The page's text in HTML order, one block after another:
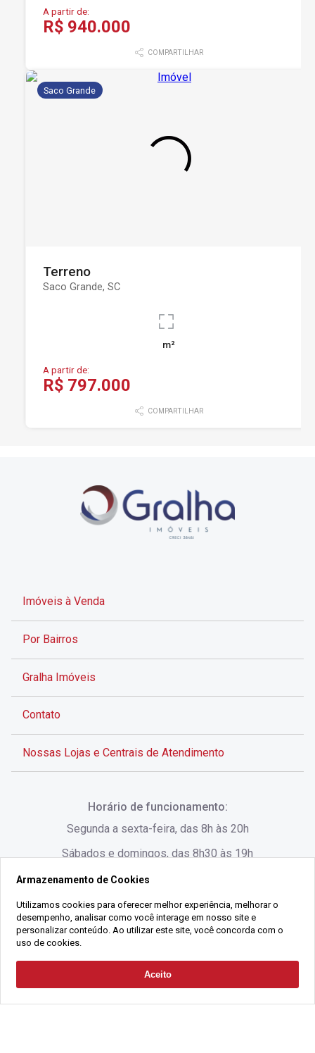
Solicitar Contato
A partir de:
R$ 940.000
COMPARTILHAR
Saco Grande
Terreno
Saco Grande, SC
m²
A partir de:
R$ 797.000
COMPARTILHAR
Imóveis à Venda
Por Bairros
Gralha Imóveis
Contato
Nossas Lojas e Centrais de Atendimento
SC
(48) 3220-1045
Alameda César Nascimento, 549, Salas 1, 2 e 3 -
Jurerê, - Florianópolis - SC
Horário de funcionamento:
Segunda a sexta-feira, das 8h às 20h
Sábados e domingos, das 8h30 às 19h
2021 Copyright - Gralha Imóveis CRECI 008060/O - Todos os direitos
CNPJ:18.091.083/0001-37
Armazenamento de Cookies
Utilizamos cookies para oferecer melhor experiência, melhorar o
desempenho, analisar como você interage em nosso site e
personalizar conteúdo. Ao utilizar este site, você concorda com o
uso de cookies.
Aceito